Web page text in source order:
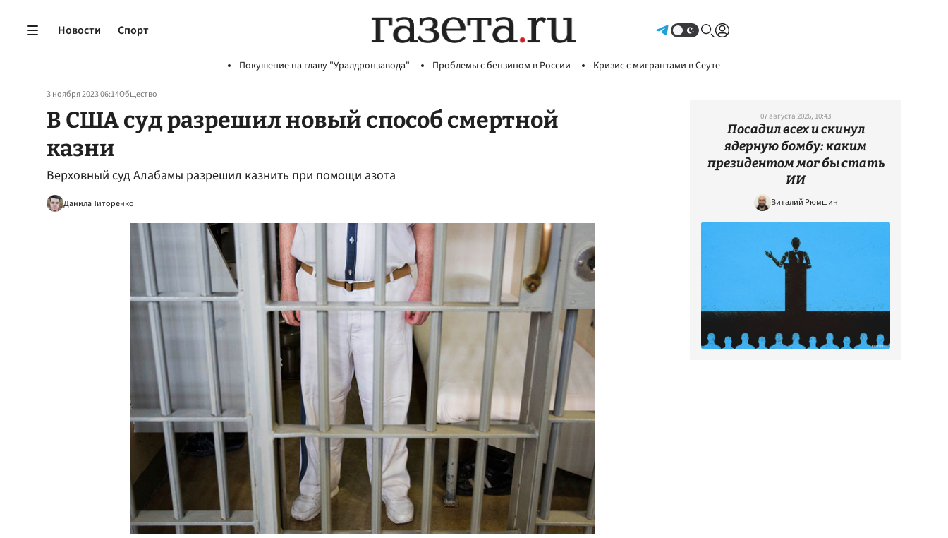
Новости Спорт
Покушение на главу "Уралдронзавода" Проблемы с бензином в России Кризис с мигрантами в Сеуте
3 ноября 2023 06:14Общество
В США суд разрешил новый способ смертной
казни
Верховный суд Алабамы разрешил казнить при помощи азота
Данила Титоренко
07 августа 2026, 10:43
Посадил всех и скинул
ядерную бомбу: каким
президентом мог бы стать
ИИ
Виталий Рюмшин